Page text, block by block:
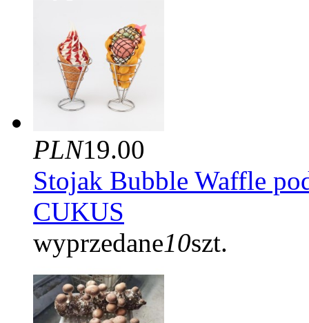
PLN19.00
Stojak Bubble Waffle
CUKUS
wyprzedane10szt.